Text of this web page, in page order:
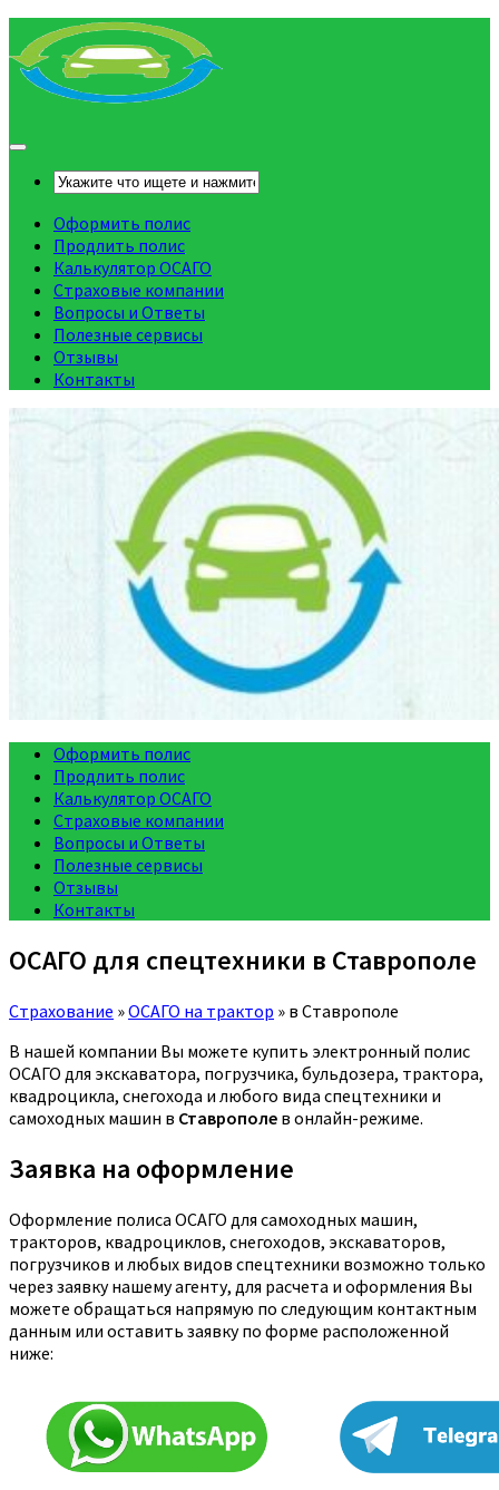
Оформить полис
Продлить полис
Калькулятор ОСАГО
Страховые компании
Вопросы и Ответы
Полезные сервисы
Отзывы
Контакты
Оформить полис
Продлить полис
Калькулятор ОСАГО
Страховые компании
Вопросы и Ответы
Полезные сервисы
Отзывы
Контакты
ОСАГО для спецтехники в Ставрополе
Страхование »ОСАГО на трактор » в Ставрополе
В нашей компании Вы можете купить электронный полис
ОСАГО для экскаватора, погрузчика, бульдозера, трактора,
квадроцикла, снегохода и любого вида спецтехники и
самоходных машин в Ставрополе в онлайн-режиме.
Заявка на оформление
Оформление полиса ОСАГО для самоходных машин,
тракторов, квадроциклов, снегоходов, экскаваторов,
погрузчиков и любых видов спецтехники возможно только
через заявку нашему агенту, для расчета и оформления Вы
можете обращаться напрямую по следующим контактным
данным или оставить заявку по форме расположенной
ниже: